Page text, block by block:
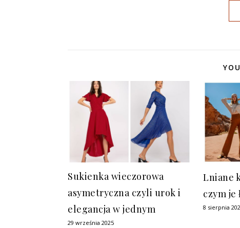
Sukienka wieczorowa
asymetryczna czyli urok i
elegancja w jednym
29 września 2025
Lniane
czym je
8 sierpnia